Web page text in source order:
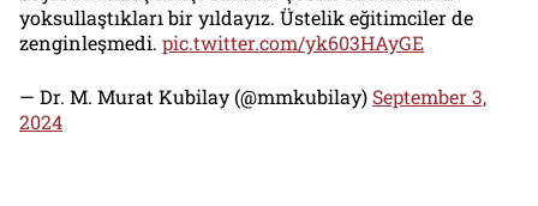
yoksullaştıkları bir yıldayız. Üstelik eğitimciler de
zenginleşmedi. pic.twitter.com/yk603HAyGE
— Dr. M. Murat Kubilay (@mmkubilay) September 3,
2024